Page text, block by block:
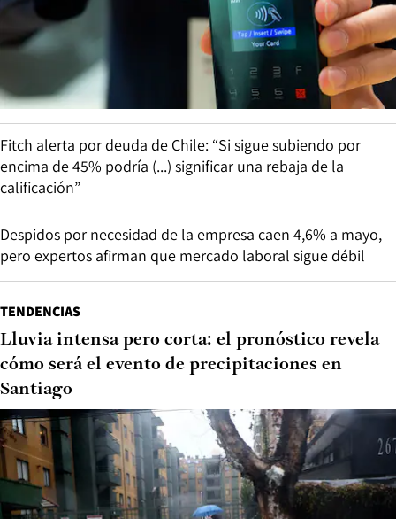
Fitch alerta por deuda de Chile: “Si sigue subiendo por
encima de 45% podría (...) significar una rebaja de la
calificación”
Despidos por necesidad de la empresa caen 4,6% a mayo,
pero expertos afirman que mercado laboral sigue débil
TENDENCIAS
Lluvia intensa pero corta: el pronóstico revela
cómo será el evento de precipitaciones en
Santiago